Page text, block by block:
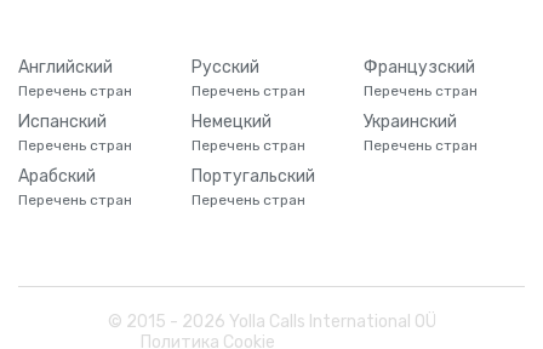
Английский
Перечень стран
Русский
Перечень стран
Французский
Перечень стран
Испанский
Перечень стран
Немецкий
Перечень стран
Украинский
Перечень стран
Арабский
Перечень стран
Португальский
Перечень стран
© 2015 - 2026 Yolla Calls International OÜ
Политика Cookie